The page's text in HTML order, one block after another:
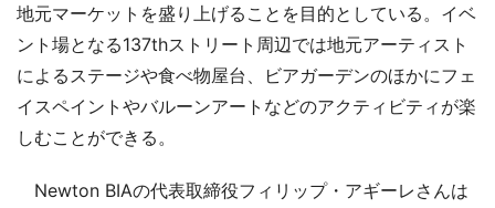
地元マーケットを盛り上げることを目的としている。イベ
ント場となる137thストリート周辺では地元アーティスト
によるステージや食べ物屋台、ビアガーデンのほかにフェ
イスペイントやバルーンアートなどのアクティビティが楽
しむことができる。
Newton BIAの代表取締役フィリップ・アギーレさんは